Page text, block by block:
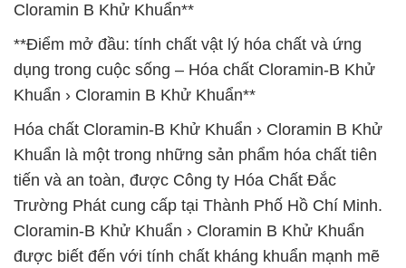
Cloramin B Khử Khuẩn**
**Điểm mở đầu: tính chất vật lý hóa chất và ứng
dụng trong cuộc sống – Hóa chất Cloramin-B Khử
Khuẩn › Cloramin B Khử Khuẩn**
Hóa chất Cloramin-B Khử Khuẩn › Cloramin B Khử
Khuẩn là một trong những sản phẩm hóa chất tiên
tiến và an toàn, được Công ty Hóa Chất Đắc
Trường Phát cung cấp tại Thành Phố Hồ Chí Minh.
Cloramin-B Khử Khuẩn › Cloramin B Khử Khuẩn
được biết đến với tính chất kháng khuẩn mạnh mẽ